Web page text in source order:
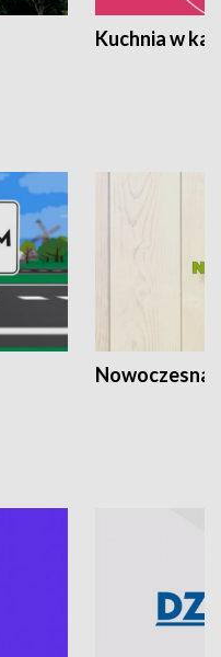
Kuchnia w
Nowoczesna